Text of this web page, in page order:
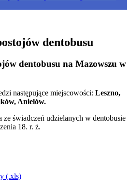
dentobusu
dentobusu na Mazowszu w
następujące miejscowości: Leszno,
Anielów.
ze świadczeń udzielanych w dentobusie
18. r. ż.
(.xls)